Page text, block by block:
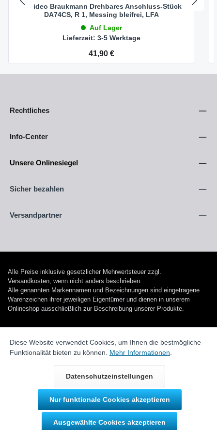
Resideo Braukmann Drehbares Anschluss-Stück
DA74CS, R 1, Messing bleifrei, LFA
Auf Lager
Lieferzeit: 3-5 Werktage
Regulärer Preis:
41,90 €
Rechtliches
Info-Center
Unsere Onlinesiegel
Sicher bezahlen
Versandpartner
Alle Preise inklusive gesetzlicher Mehrwertsteuer zzgl.
Versandkosten, wenn nicht anders beschrieben.
Alle genannten Markennamen und Bezeichnungen sind eingetragene
Warenzeichen ihrer jeweiligen Eigentümer und dienen in unserem
Onlineshop ausschließlich zur Beschreibung unserer Produkte.
© 2026 WUH24.de - Weigel und Unger Heizungs- und Sanitärtechnik
GmbH
Diese Website verwendet Cookies, um Ihnen die bestmögliche
Funktionalität bieten zu können. Mehr Informationen
Datenschutzeinstellungen
Nur funktionale Cookies akzeptieren
Ausgewählte Cookies akzeptieren
Durch IT-Recht Kanzlei